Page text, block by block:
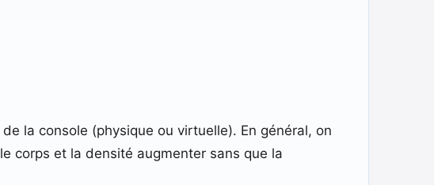
la console (physique ou virtuelle). En général, on
corps et la densité augmenter sans que la